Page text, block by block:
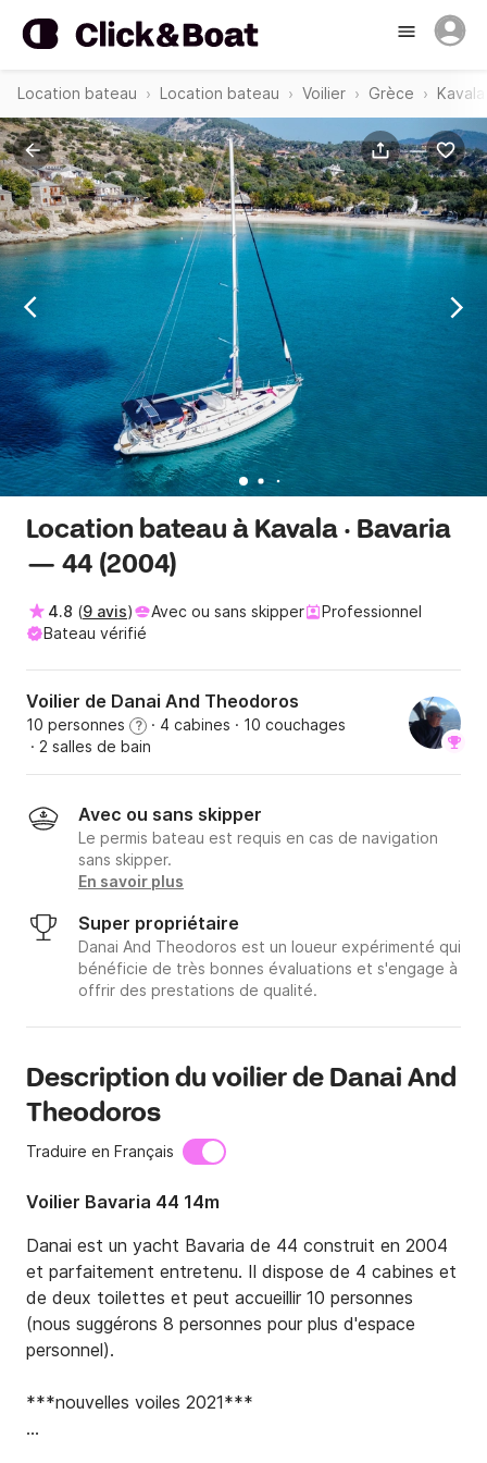
Location bateau Location bateau Voilier Grèce Kavala
Location bateau à Kavala · Bavaria
— 44 (2004)
4.8 (9 avis) Avec ou sans skipper
Professionnel
Bateau vérifié
Voilier de Danai And Theodoros
10 personnes ? · 4 cabines · 10 couchages
· 2 salles de bain
Avec ou sans skipper
Le permis bateau est requis en cas de navigation
sans skipper.
En savoir plus
Super propriétaire
Danai And Theodoros est un loueur expérimenté qui
bénéficie de très bonnes évaluations et s'engage à
offrir des prestations de qualité.
Description du voilier de Danai And
Theodoros
Traduire en Français
Voilier Bavaria 44 14m
Danai est un yacht Bavaria de 44 construit en 2004
et parfaitement entretenu. Il dispose de 4 cabines et
de deux toilettes et peut accueillir 10 personnes
(nous suggérons 8 personnes pour plus d'espace
personnel).
***nouvelles voiles 2021***